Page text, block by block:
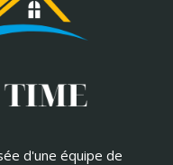
d'une équipe de